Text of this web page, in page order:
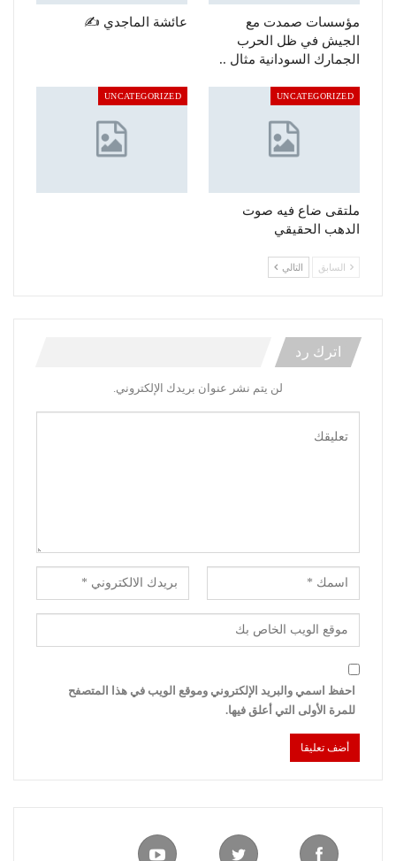
مؤسسات صمدت مع
الجيش في ظل الحرب
الجمارك السودانية مثال ..
عائشة الماجدي ✍️
UNCATEGORIZED
ملتقى ضاع فيه صوت
الدهب الحقيقي
UNCATEGORIZED
السابق التالي
اترك رد
لن يتم نشر عنوان بريدك الإلكتروني.
احفظ اسمي والبريد الإلكتروني وموقع الويب في هذا المتصفح
للمرة الأولى التي أعلق فيها.